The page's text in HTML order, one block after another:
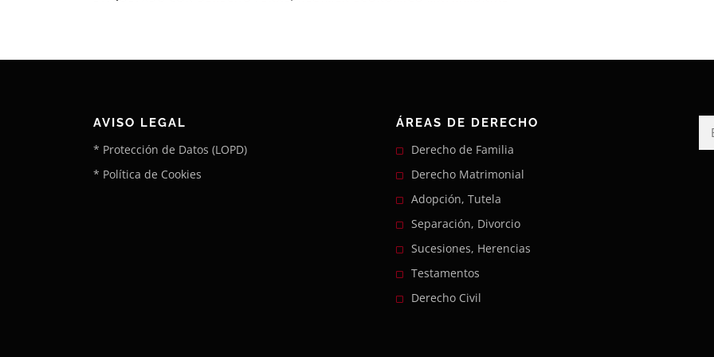
AVISO LEGAL
* Protección de Datos (LOPD)
* Política de Cookies
ÁREAS DE DERECHO
Derecho de Familia
Derecho Matrimonial
Adopción, Tutela
Separación, Divorcio
Sucesiones, Herencias
Testamentos
Derecho Civil